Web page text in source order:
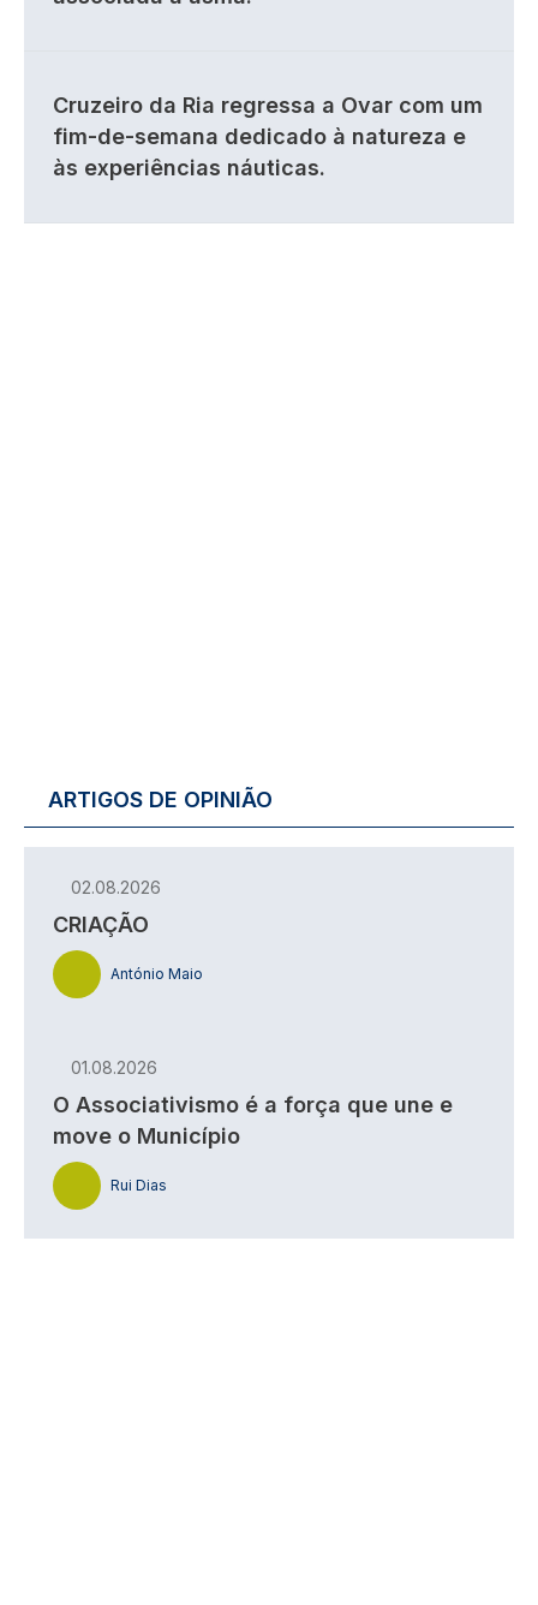
Cruzeiro da Ria regressa a Ovar com um
fim-de-semana dedicado à natureza e
às experiências náuticas.
ARTIGOS DE OPINIÃO
02.08.2026
CRIAÇÃO
António Maio
01.08.2026
O Associativismo é a força que une e
move o Município
Rui Dias